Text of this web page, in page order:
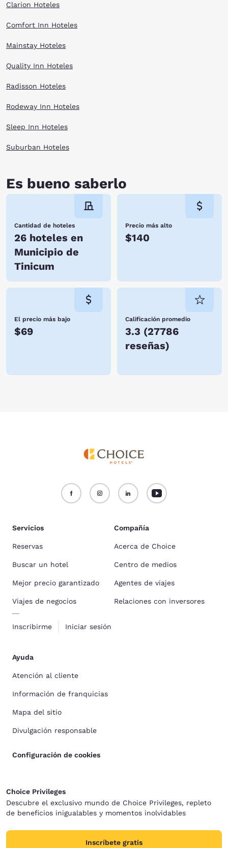
Clarion Hoteles
Comfort Inn Hoteles
Mainstay Hoteles
Quality Inn Hoteles
Radisson Hoteles
Rodeway Inn Hoteles
Sleep Inn Hoteles
Suburban Hoteles
Es bueno saberlo
Cantidad de hoteles
26 hoteles en
Municipio de
Tinicum
Precio más alto
$140
El precio más bajo
$69
Calificación promedio
3.3 (27786
reseñas)
Servicios
Reservas
Buscar un hotel
Mejor precio garantizado
Viajes de negocios
Inscribirme Iniciar sesión
Compañía
Acerca de Choice
Centro de medios
Agentes de viajes
Relaciones con inversores
Ayuda
Atención al cliente
Información de franquicias
Mapa del sitio
Divulgación responsable
Configuración de cookies
Choice Privileges
Descubre el exclusivo mundo de Choice Privileges, repleto
de beneficios inigualables y momentos inolvidables
Inscríbete gratis